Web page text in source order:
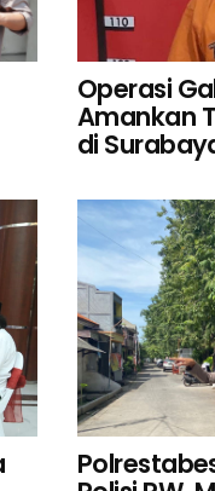
Operasi
Amankan
di